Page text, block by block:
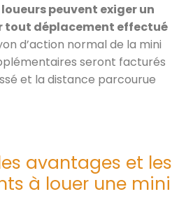
peuvent exiger un
tout déplacement effectué
d’action normal de la mini
seront facturés
et la distance parcourue
avantages et les
à louer une mini